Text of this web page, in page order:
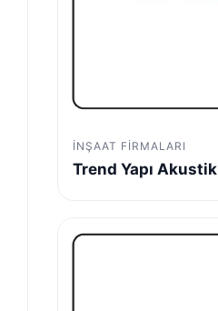
İNŞAAT FIRMALARI
Trend Yapı Akustik